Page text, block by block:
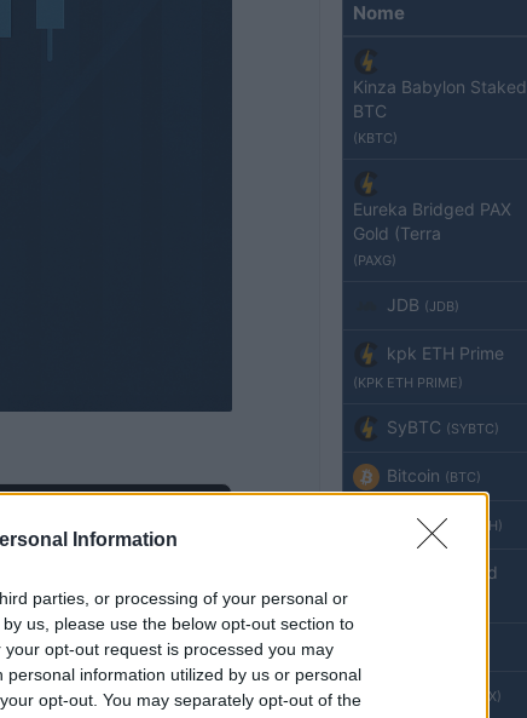
Information
parties, or processing of your personal or
us, please use the below opt-out section to
opt-out request is processed you may
information utilized by us or personal
opt-out. You may separately opt-out of the
BY AdhubMedia
Nome
Kinza Babylon Staked
BTC
(KBTC)
Eureka Bridged PAX
Gold (Terra
(PAXG)
JDB (JDB)
kpk ETH Prime
(KPK ETH PRIME)
SyBTC (SYBTC)
Bitcoin (BTC)
Ethereum (ETH)
kpk ETH Yield
(USDEX)